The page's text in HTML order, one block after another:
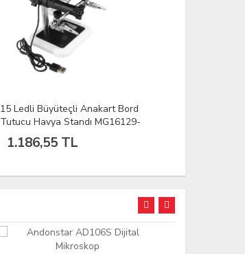
15 Ledli Büyüteçli Anakart Bord
Tutucu Havya Standı MG16129-
15LC
1.186,55 TL